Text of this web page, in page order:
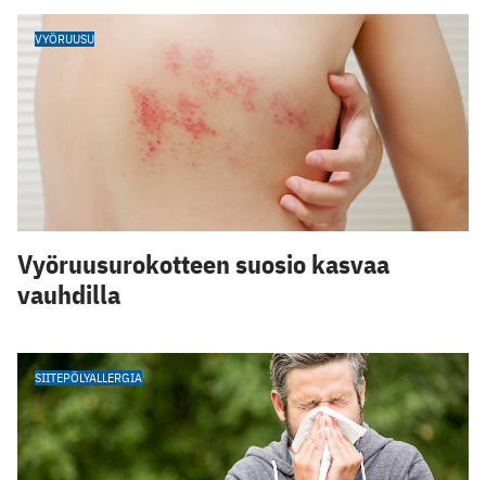
VYÖRUUSU
Vyöruusurokotteen suosio kasvaa
vauhdilla
SIITEPÖLYALLERGIA